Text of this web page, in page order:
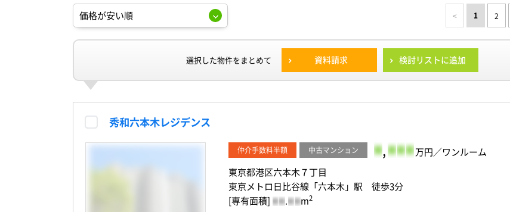
< 1 2
選択した物件をまとめて 資料請求 検討リストに追加
秀和六本木レジデンス
仲介手数料半額 中古マンション - ,- - - 万円／ワンルーム
東京都港区六本木７丁目
東京メトロ日比谷線「六本木」駅 徒歩3分
[専有面積] - - .- - m2